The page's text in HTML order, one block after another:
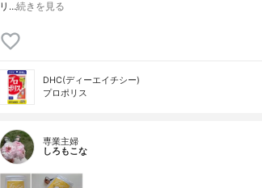
リ…続きを見る
DHC(ディーエイチシー)
プロポリス
専業主婦
しろもこな